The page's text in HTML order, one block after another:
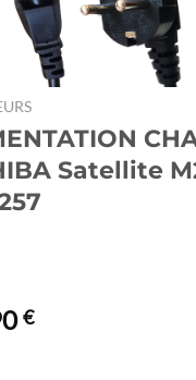
Satellite
€Le